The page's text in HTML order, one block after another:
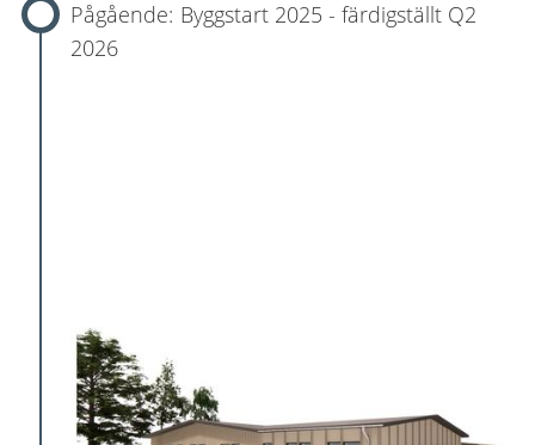
Byggstart 2025 - färdigställt Q2
2026